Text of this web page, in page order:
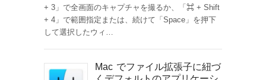
+ 3」で全画面のキャプチャを撮るか、「⌘ + Shift
+ 4」で範囲指定または、続けて「Space」を押下
して選択したウィ…
Mac でファイル拡張子に紐づ